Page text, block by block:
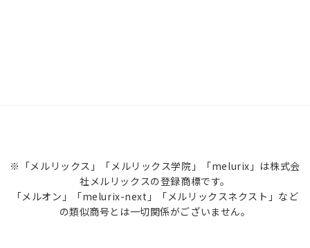
※「メルリックス」「メルリックス学院」「melurix」は株式会
社メルリックスの登録商標です。
「メルオン」「melurix-next」「メルリックスネクスト」など
の類似商号とは一切関係がございません。